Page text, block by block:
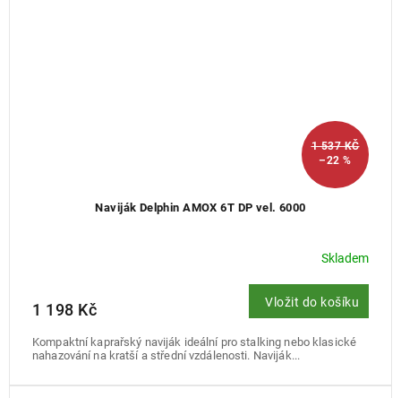
1 537 KČ
–22 %
Naviják Delphin AMOX 6T DP vel. 6000
Skladem
1 198 Kč Vložit do košíku
Kompaktní kaprařský naviják ideální pro stalking nebo klasické
nahazování na kratší a střední vzdálenosti. Naviják...